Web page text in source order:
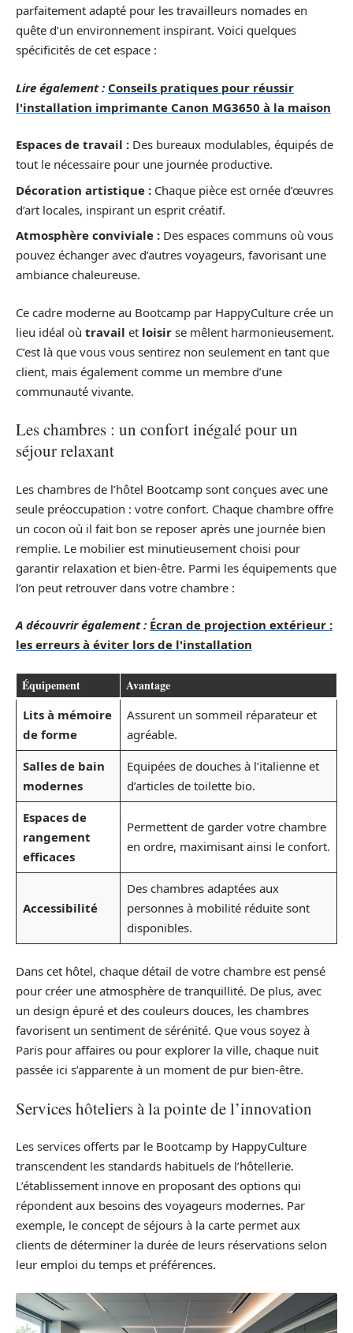
parfaitement adapté pour les travailleurs nomades en
quête d’un environnement inspirant. Voici quelques
spécificités de cet espace :
Lire également : Conseils pratiques pour réussir
l'installation imprimante Canon MG3650 à la maison
Espaces de travail : Des bureaux modulables, équipés de
tout le nécessaire pour une journée productive.
Décoration artistique : Chaque pièce est ornée d’œuvres
d’art locales, inspirant un esprit créatif.
Atmosphère conviviale : Des espaces communs où vous
pouvez échanger avec d’autres voyageurs, favorisant une
ambiance chaleureuse.
Ce cadre moderne au Bootcamp par HappyCulture crée un
lieu idéal où travail et loisir se mêlent harmonieusement.
C’est là que vous vous sentirez non seulement en tant que
client, mais également comme un membre d’une
communauté vivante.
Les chambres : un confort inégalé pour un
séjour relaxant
Les chambres de l’hôtel Bootcamp sont conçues avec une
seule préoccupation : votre confort. Chaque chambre offre
un cocon où il fait bon se reposer après une journée bien
remplie. Le mobilier est minutieusement choisi pour
garantir relaxation et bien-être. Parmi les équipements que
l’on peut retrouver dans votre chambre :
A découvrir également : Écran de projection extérieur :
les erreurs à éviter lors de l'installation
Équipement Avantage
Lits à mémoire
de forme
Assurent un sommeil réparateur et
agréable.
Salles de bain
modernes
Equipées de douches à l’italienne et
d’articles de toilette bio.
Espaces de
rangement
efficaces
Permettent de garder votre chambre
en ordre, maximisant ainsi le confort.
Accessibilité
Des chambres adaptées aux
personnes à mobilité réduite sont
disponibles.
Dans cet hôtel, chaque détail de votre chambre est pensé
pour créer une atmosphère de tranquillité. De plus, avec
un design épuré et des couleurs douces, les chambres
favorisent un sentiment de sérénité. Que vous soyez à
Paris pour affaires ou pour explorer la ville, chaque nuit
passée ici s’apparente à un moment de pur bien-être.
Services hôteliers à la pointe de l’innovation
Les services offerts par le Bootcamp by HappyCulture
transcendent les standards habituels de l’hôtellerie.
L’établissement innove en proposant des options qui
répondent aux besoins des voyageurs modernes. Par
exemple, le concept de séjours à la carte permet aux
clients de déterminer la durée de leurs réservations selon
leur emploi du temps et préférences.